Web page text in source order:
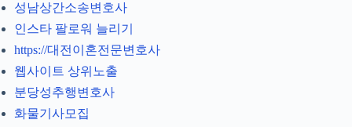
성남상간소송변호사
인스타 팔로워 늘리기
https://대전이혼전문변호사
웹사이트 상위노출
분당성추행변호사
화물기사모집